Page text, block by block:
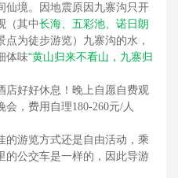
仙境。因地震原因九寨沟只开
（其中长海、五彩池、诺日朗
点为徒步游览）九寨沟的水，
体味“黄山归来不看山，九寨归
好好休息！ 晚上自愿自费观
会，费用自理180-260元/人
的游览方式还是自由活动，乘
的公交车是一样的，因此导游